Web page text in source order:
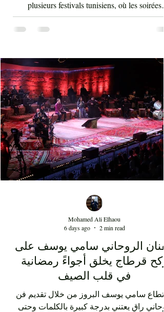
plusieurs festivals tunisiens, où les soirées
consacrées au rap enregistrent régulièrement
fortes affluences. Cette montée en puissance
de la scène artistique nationale, depuis
au moins 15 ans. Au-delà de la performance
l'artiste Kaso, cette soirée au Théâtre d'été de
الروحاني سامي يوسف على
ركح قرطاج يخلق أجواءً رمضانية
في قلب الصيف
سامي يوسف البروز من خلال تقديم فن
راقٍ يعتني بدرجة كبيرة بالكلمات وحتى
Mohamed Ali Elhaou
6 days ago
2 min read